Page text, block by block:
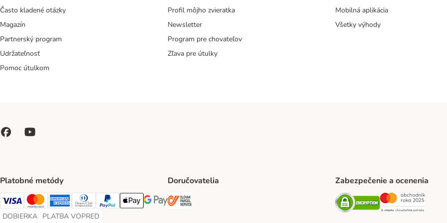
Často kladené otázky
Magazín
Partnerský program
Udržateľnosť
Pomoc útulkom
Profil môjho zvieratka
Newsletter
Program pre chovateľov
Zľava pre útulky
Mobilná aplikácia
Všetky výhody
Platobné metódy
Visa Payment Method
Mastercard Payment Method
American Express Payment Method
Diners Club Payment Method
PayPal Payment Method
Apple Pay Payment Method
Google Pay Payment Method
DOBIERKA
DOBIERKA Payment Method
PLATBA VOPRED
PLATBA VOPRED Payment Method
Doručovatelia Zabezpečenie a ocenenia
Security